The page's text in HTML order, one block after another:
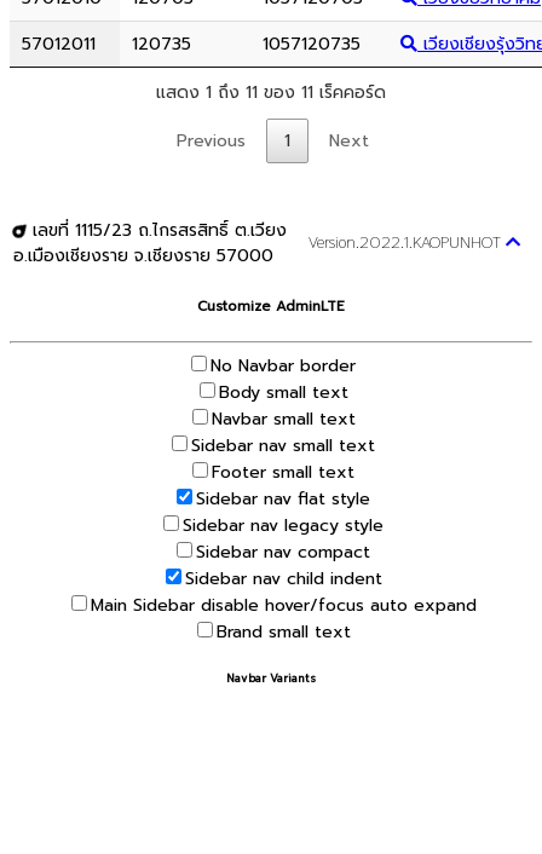
57012011
120735 1057120735
เวียงเชียงรุ้งวิ
แสดง 1 ถึง 11 ของ 11 เร็คคอร์ด
Previous
1 Next
เลขที่ 1115/23 ถ.ไกรสรสิทธิ์ ต.เวียง
อ.เมืองเชียงราย จ.เชียงราย 57000
Version.2022.1.KAOPUNHOT
Customize AdminLTE
No Navbar border
Body small text
Navbar small text
Sidebar nav small text
Footer small text
Sidebar nav flat style
Sidebar nav legacy style
Sidebar nav compact
Sidebar nav child indent
Main Sidebar disable hover/focus auto expand
Brand small text
Navbar Variants